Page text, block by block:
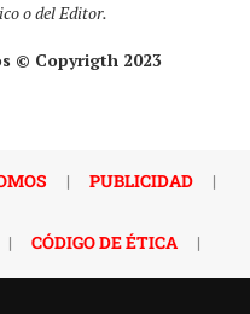
o del Editor.
© Copyrigth 2023
| PUBLICIDAD |
| CÓDIGO DE ÉTICA |